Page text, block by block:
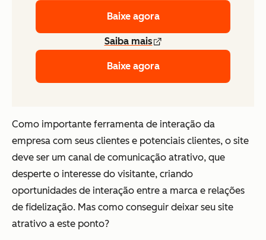
Baixe agora
Saiba mais
Baixe agora
Como importante ferramenta de interação da
empresa com seus clientes e potenciais clientes, o site
deve ser um canal de comunicação atrativo, que
desperte o interesse do visitante, criando
oportunidades de interação entre a marca e relações
de fidelização. Mas como conseguir deixar seu site
atrativo a este ponto?